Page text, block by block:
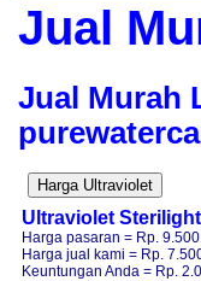
Jual
Jual Murah
Ultraviolet
Harga pasaran = Rp.
Harga jual kami = Rp.
Keuntungan Anda = Rp.